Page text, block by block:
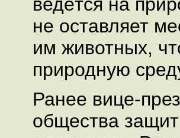
не оставляет
им животных,
природную
Ранее вице-
общества